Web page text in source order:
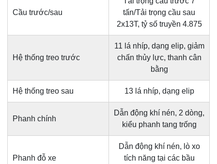
Cầu trước/sau
tấn/Tải trọng cầu sau
2x13T, tỷ số truyền 4.875
Hệ thống treo trước
11 lá nhíp, dạng elip, giảm
chấn thủy lực, thanh cân
bằng
Hệ thống treo sau 13 lá nhíp, dạng elip
Phanh chính
Dẫn động khí nén, 2 dòng,
kiểu phanh tang trống
Phanh đỗ xe
Dẫn động khí nén, lò xo
tích năng tại các bầu